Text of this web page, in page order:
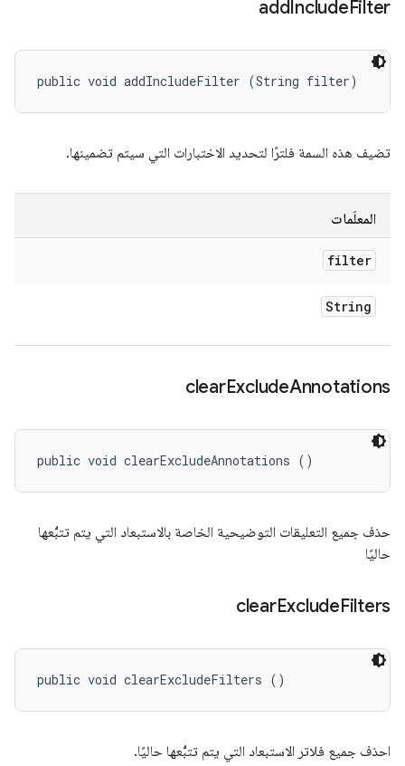
addIncludeFilter
public void addIncludeFilter (String filter)
تضيف هذه السمة فلترًا لتحديد الاختبارات التي سيتم تضمينها.
المعلَمات
filter
String
clearExcludeAnnotations
public void clearExcludeAnnotations ()
حذف جميع التعليقات التوضيحية الخاصة بالاستبعاد التي يتم تتبُّعها
حاليًا
clearExcludeFilters
public void clearExcludeFilters ()
احذف جميع فلاتر الاستبعاد التي يتم تتبُّعها حاليًا.